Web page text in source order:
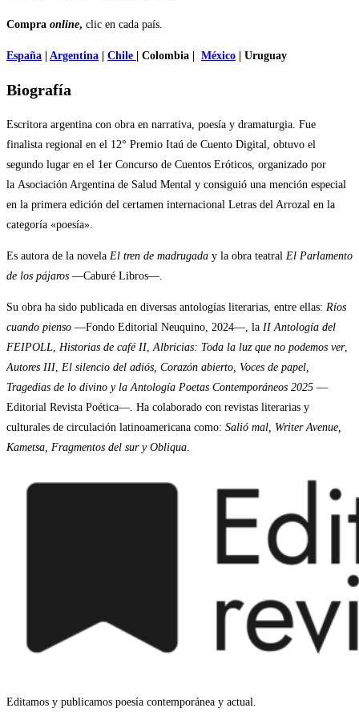
Compra online, clic en cada país.
España Argentina Chile | Colombia | México | Uruguay
Biografía
Escritora argentina con obra en narrativa, poesía y dramaturgia. Fue
finalista regional en el 12° Premio Itaú de Cuento Digital, obtuvo el
segundo lugar en el 1er Concurso de Cuentos Eróticos, organizado por
la Asociación Argentina de Salud Mental y consiguió una mención especial
en la primera edición del certamen internacional Letras del Arrozal en la
categoría «poesía».
Es autora de la novela El tren de madrugada y la obra teatral El Parlamento
de los pájaros —Caburé Libros—.
Su obra ha sido publicada en diversas antologías literarias, entre ellas: Ríos
cuando pienso —Fondo Editorial Neuquino, 2024—, la II Antología del
FEIPOLL
Historias de café II Albricias: Toda la luz que no podemos ver,
Autores III El silencio del adiós, Corazón abierto, Voces de papel,
Tragedias de lo divino y la Antología Poetas Contemporáneos 2025 —
Editorial Revista Poética—. Ha colaborado con revistas literarias y
culturales de circulación latinoamericana como: Salió mal, Writer Avenue,
Kametsa, Fragmentos del sur y Obliqua
Editamos y publicamos poesía contemporánea y actual.